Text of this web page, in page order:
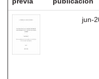
jun-